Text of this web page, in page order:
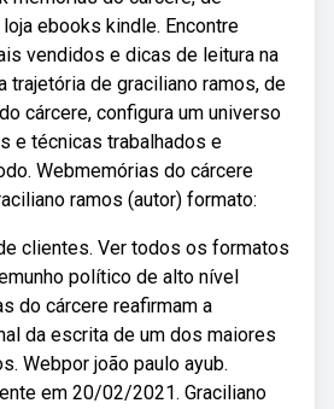
ebooks kindle. Encontre
vendidos e dicas de leitura na
trajetória de graciliano ramos, de
cárcere, configura um universo
e técnicas trabalhados e
Webmemórias do cárcere
ramos (autor) formato:
clientes. Ver todos os formatos
político de alto nível
do cárcere reafirmam a
da escrita de um dos maiores
Webpor joão paulo ayub.
em 20/02/2021. Graciliano